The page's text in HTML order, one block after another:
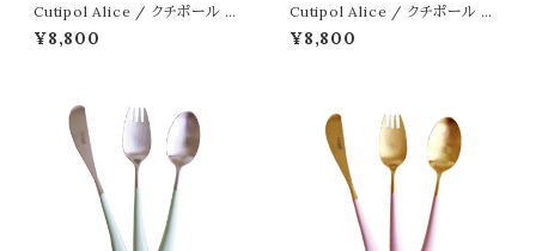
Cutipol Alice / クチポール ア
リス ホワイト シルバー
¥8,800
Cutipol Alice / クチポール ア
リス ピンク シルバー
¥8,800